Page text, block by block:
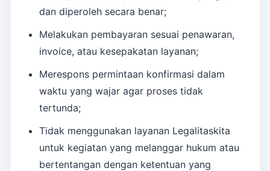
dan diperoleh secara benar;
Melakukan pembayaran sesuai penawaran,
invoice, atau kesepakatan layanan;
Merespons permintaan konfirmasi dalam
waktu yang wajar agar proses tidak
tertunda;
Tidak menggunakan layanan Legalitaskita
untuk kegiatan yang melanggar hukum atau
bertentangan dengan ketentuan yang